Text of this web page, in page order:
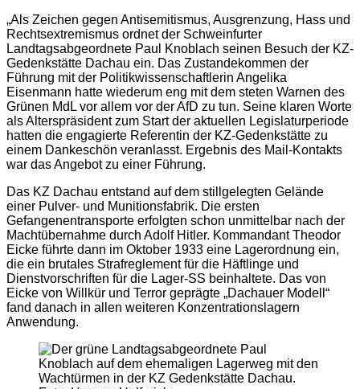
„Als Zeichen gegen Antisemitismus, Ausgrenzung, Hass und
Rechtsextremismus ordnet der Schweinfurter
Landtagsabgeordnete Paul Knoblach seinen Besuch der KZ-
Gedenkstätte Dachau ein. Das Zustandekommen der
Führung mit der Politikwissenschaftlerin Angelika
Eisenmann hatte wiederum eng mit dem steten Warnen des
Grünen MdL vor allem vor der AfD zu tun. Seine klaren Worte
als Alterspräsident zum Start der aktuellen Legislaturperiode
hatten die engagierte Referentin der KZ-Gedenkstätte zu
einem Dankeschön veranlasst. Ergebnis des Mail-Kontakts
war das Angebot zu einer Führung.
Das KZ Dachau entstand auf dem stillgelegten Gelände
einer Pulver- und Munitionsfabrik. Die ersten
Gefangenentransporte erfolgten schon unmittelbar nach der
Machtübernahme durch Adolf Hitler. Kommandant Theodor
Eicke führte dann im Oktober 1933 eine Lagerordnung ein,
die ein brutales Strafreglement für die Häftlinge und
Dienstvorschriften für die Lager-SS beinhaltete. Das von
Eicke von Willkür und Terror geprägte „Dachauer Modell“
fand danach in allen weiteren Konzentrationslagern
Anwendung.